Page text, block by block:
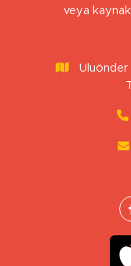
veya
Uluönder